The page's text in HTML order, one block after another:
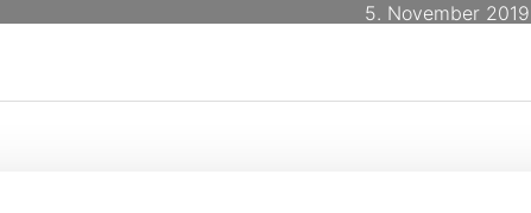
5. November 2019